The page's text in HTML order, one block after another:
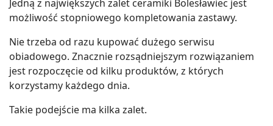
Jedną z największych zalet ceramiki Bolesławiec jest
możliwość stopniowego kompletowania zastawy.
Nie trzeba od razu kupować dużego serwisu
obiadowego. Znacznie rozsądniejszym rozwiązaniem
jest rozpoczęcie od kilku produktów, z których
korzystamy każdego dnia.
Takie podejście ma kilka zalet.